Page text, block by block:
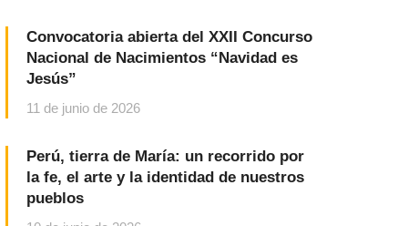
Convocatoria abierta del XXII Concurso
Nacional de Nacimientos “Navidad es
Jesús”
11 de junio de 2026
Perú, tierra de María: un recorrido por
la fe, el arte y la identidad de nuestros
pueblos